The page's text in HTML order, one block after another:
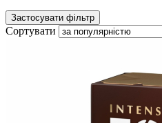
Сортувати